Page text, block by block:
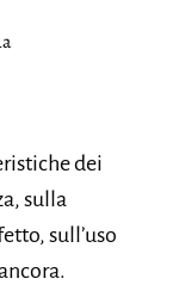
dei
sulla
sull’uso